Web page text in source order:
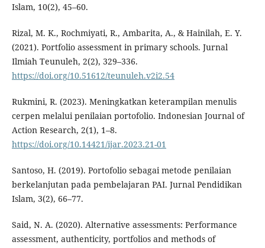
Islam, 10(2), 45–60.
Rizal, M. K., Rochmiyati, R., Ambarita, A., & Hainilah, E. Y.
(2021). Portfolio assessment in primary schools. Jurnal
Ilmiah Teunuleh, 2(2), 329–336.
https://doi.org/10.51612/teunuleh.v2i2.54
Rukmini, R. (2023). Meningkatkan keterampilan menulis
cerpen melalui penilaian portofolio. Indonesian Journal of
Action Research, 2(1), 1–8.
https://doi.org/10.14421/ijar.2023.21-01
Santoso, H. (2019). Portofolio sebagai metode penilaian
berkelanjutan pada pembelajaran PAI. Jurnal Pendidikan
Islam, 3(2), 66–77.
Said, N. A. (2020). Alternative assessments: Performance
assessment, authenticity, portfolios and methods of